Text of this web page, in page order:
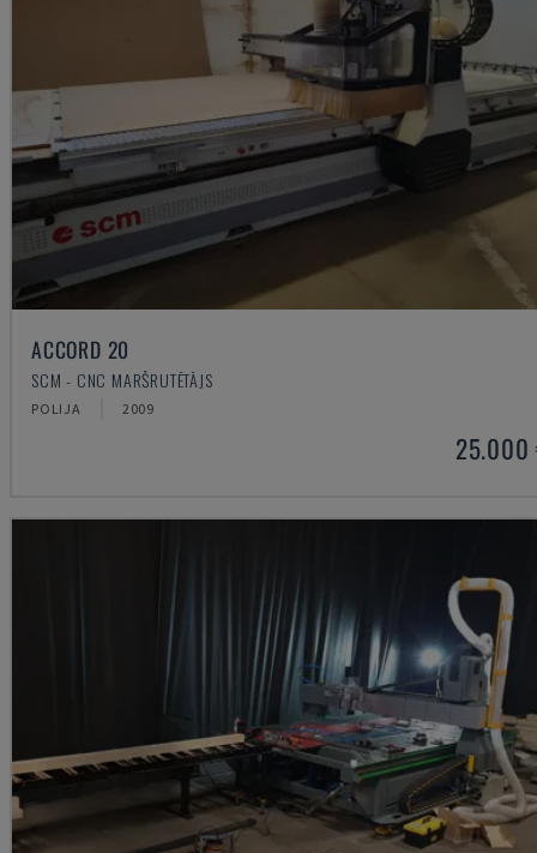
ACCORD 20
SCM - CNC MARŠRUTĒTĀJS
POLIJA 2009
25.000